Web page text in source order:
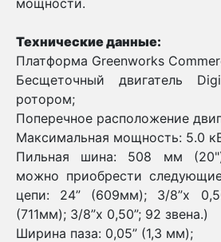
мощности.
Технические данные:
Платформа Greenworks
Бесщеточный двигатель
ротором;
Поперечное расположение
Максимальная мощность: 5.0
Пильная шина: 508 мм
можно приобрести
цепи: 24” (609мм); 3/8”х
(711мм); 3/8”х 0,50”; 92 звена.)
Ширина паза: 0,05” (1,3 мм);